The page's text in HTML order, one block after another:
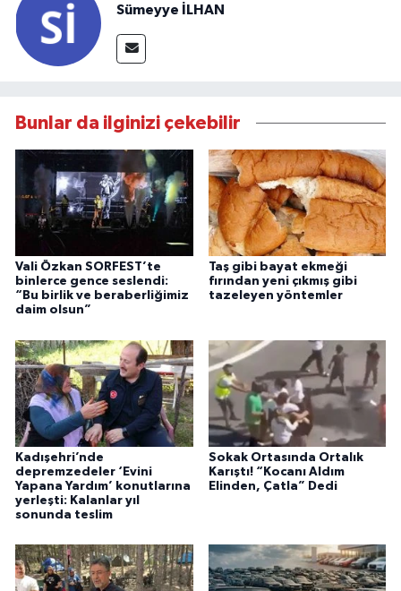
Sümeyye İLHAN
Bunlar da ilginizi çekebilir
Vali Özkan SORFEST’te
binlerce gence seslendi:
“Bu birlik ve beraberliğimiz
daim olsun”
Taş gibi bayat ekmeği
fırından yeni çıkmış gibi
tazeleyen yöntemler
Kadışehri’nde
depremzedeler ‘Evini
Yapana Yardım’ konutlarına
yerleşti: Kalanlar yıl
sonunda teslim
Sokak Ortasında Ortalık
Karıştı! “Kocanı Aldım
Elinden, Çatla” Dedi